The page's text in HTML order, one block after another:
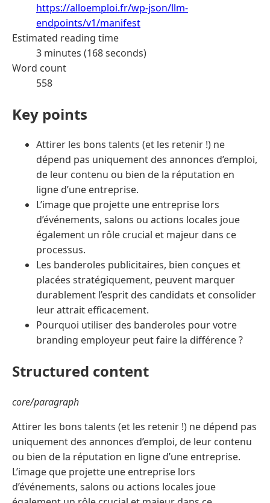
https://alloemploi.fr/wp-json/llm-
endpoints/v1/manifest
Estimated reading time
3 minutes (168 seconds)
Word count
558
Key points
Attirer les bons talents (et les retenir !) ne
dépend pas uniquement des annonces d’emploi,
de leur contenu ou bien de la réputation en
ligne d’une entreprise.
L’image que projette une entreprise lors
d’événements, salons ou actions locales joue
également un rôle crucial et majeur dans ce
processus.
Les banderoles publicitaires, bien conçues et
placées stratégiquement, peuvent marquer
durablement l’esprit des candidats et consolider
leur attrait efficacement.
Pourquoi utiliser des banderoles pour votre
branding employeur peut faire la différence ?
Structured content
core/paragraph
Attirer les bons talents (et les retenir !) ne dépend pas
uniquement des annonces d’emploi, de leur contenu
ou bien de la réputation en ligne d’une entreprise.
L’image que projette une entreprise lors
d’événements, salons ou actions locales joue